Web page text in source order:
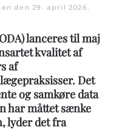
den 29. april 2026
lanceres til maj
kvalitet af
af
Det
og samkøre data
har måttet sænke
lyder det fra